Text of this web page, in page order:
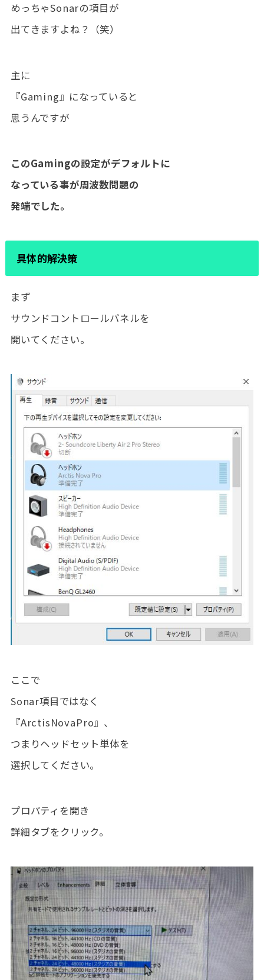
めっちゃSonarの項目が
出てきますよね？（笑）
主に
『Gaming』になっていると
思うんですが
このGamingの設定がデフォルトに
なっている事が周波数問題の
発端でした。
具体的解決策
まず
サウンドコントロールパネルを
開いてください。
ここで
Sonar項目ではなく
『ArctisNovaPro』、
つまりヘッドセット単体を
選択してください。
プロパティを開き
詳細タブをクリック。